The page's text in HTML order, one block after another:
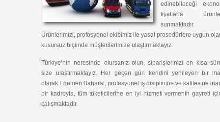
edinebileceği
fiyatlarla
sunmaktadır.
Ürünlerimizi, profosyonel ekibimiz ile yasal prosedürlere uygun
kusursuz biçimde müşterilerimize ulaştırmaktayız.
Türkiye’nin neresinde olursanız olun, siparişlerinizi en kısa
size ulaştırmaktayız. Her geçen gün kendini yenileyen bir
olarak Egemen Baharat; profesyonel iş disiplinine ve kalitesine
bir kadroyla, tüm tüketicilerine en iyi hizmeti vermenin gayreti
çalışmaktadır.